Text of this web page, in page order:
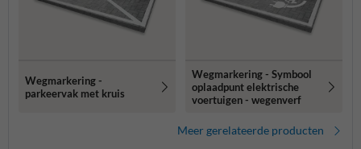
Wegmarkering -
parkeervak met kruis
Wegmarkering - Symbool
oplaadpunt elektrische
voertuigen - wegenverf
Meer gerelateerde producten